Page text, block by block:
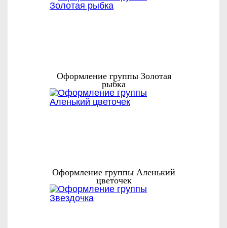
Оформление группы Золотая
рыбка
Оформление группы Аленький
цветочек